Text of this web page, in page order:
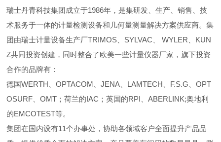
瑞士丹青科技集团成立于1986年，是集研发、生产、销售、技
术服务于一体的计量检测设备和几何量测量解决方案供应商。集
团由瑞士计量设备生产厂TRIMOS、SYLVAC、 WYLER、KUN
Z共同投资创建，同时整合了欧美一些计量仪器厂家，旗下投资
合作的品牌有：
德国WERTH、OPTACOM、JENA、LAMTECH、F.S.G、OPT
OSURF、OMT；荷兰的IAC；英国的RPI、ABERLINK;奥地利
的EMCOTEST等。
集团在国内设有11个办事处，协助各领域客户全面提升产品品